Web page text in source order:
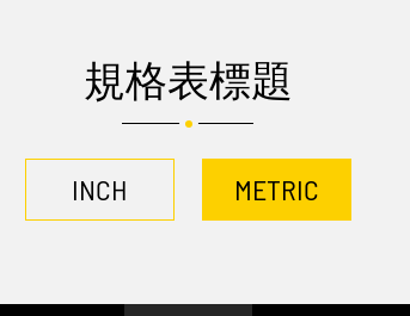
規格表標題
INCH METRIC